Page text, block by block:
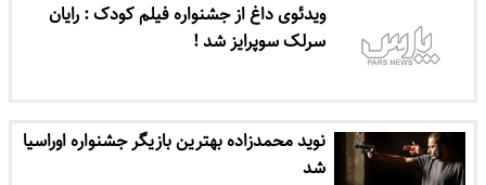
ویدئوی داغ از جشنواره فیلم کودک : رایان
سرلک سوپرایز شد !
نوید محمدزاده بهترین بازیگر جشنواره اوراسیا
شد